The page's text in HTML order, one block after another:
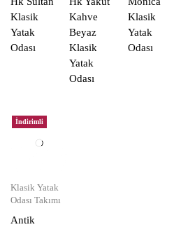
Klasik
Yatak
Odası
Kahve
Beyaz
Klasik
Yatak
Odası
Klasik
Yatak
Odası
İndirimli
Klasik Yatak
Odası Takımı
Antik